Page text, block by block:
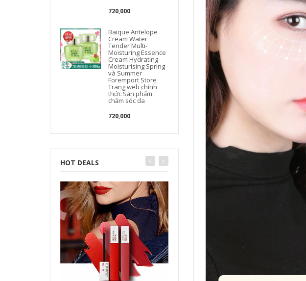
720,000
Baique Antelope
Cream Water
Tender Multi-
Moisturing Essence
Cream Hydrating
Moisturising Spring
và Summer
Foremport Store
Trang web chính
thức Sản phẩm
chăm sóc da
720,000
Authentic Whitening
Cream Loại bỏ các
điểm cứng đầu khác
nhau Sản phẩm tàn
nhang chuyên
nghiệp Đa nhang
phụ nữ
511,000
HOT DEALS